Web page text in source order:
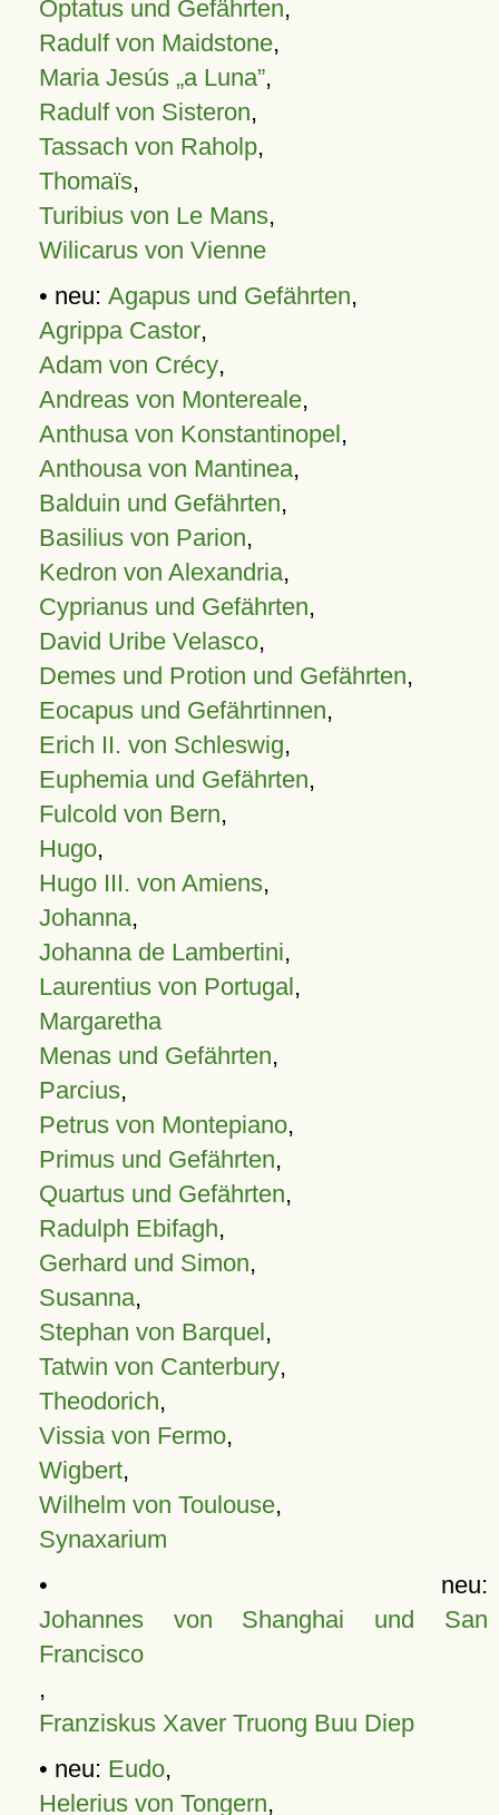
Optatus und Gefährten,
Radulf von Maidstone,
Maria Jesús „a Luna”,
Radulf von Sisteron,
Tassach von Raholp,
Thomaïs,
Turibius von Le Mans,
Wilicarus von Vienne
• neu: Agapus und Gefährten,
Agrippa Castor,
Adam von Crécy,
Andreas von Montereale,
Anthusa von Konstantinopel,
Anthousa von Mantinea,
Balduin und Gefährten,
Basilius von Parion,
Kedron von Alexandria,
Cyprianus und Gefährten,
David Uribe Velasco,
Demes und Protion und Gefährten,
Eocapus und Gefährtinnen,
Erich II. von Schleswig,
Euphemia und Gefährten,
Fulcold von Bern,
Hugo,
Hugo III. von Amiens,
Johanna,
Johanna de Lambertini,
Laurentius von Portugal,
Margaretha
Menas und Gefährten,
Parcius,
Petrus von Montepiano,
Primus und Gefährten,
Quartus und Gefährten,
Radulph Ebifagh,
Gerhard und Simon,
Susanna,
Stephan von Barquel,
Tatwin von Canterbury,
Theodorich,
Vissia von Fermo,
Wigbert,
Wilhelm von Toulouse,
Synaxarium
• neu:
Johannes von Shanghai und San
Francisco
,
Franziskus Xaver Truong Buu Diep
• neu: Eudo,
Helerius von Tongern,